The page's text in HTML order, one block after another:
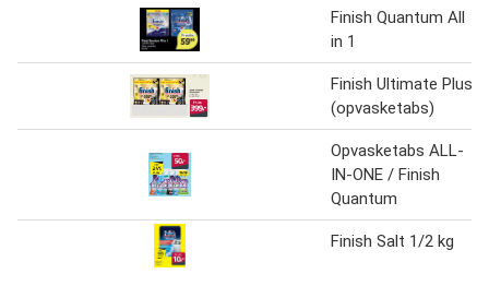
Finish Quantum All
in 1
Finish Ultimate Plus
(opvasketabs)
Opvasketabs ALL-
IN-ONE / Finish
Quantum
Finish Salt 1/2 kg